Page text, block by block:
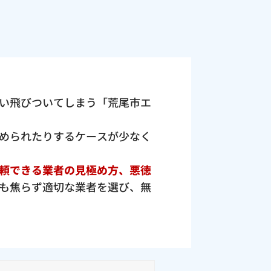
飛びついてしまう「荒尾市エ
られたりするケースが少なく
できる業者の見極め方、悪徳
焦らず適切な業者を選び、無